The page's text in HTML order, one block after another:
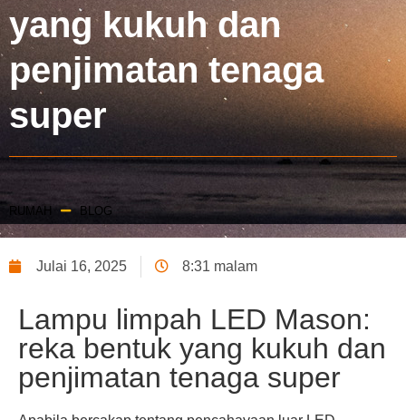
yang kukuh dan
penjimatan tenaga
super
RUMAH BLOG
Julai 16, 2025 8:31 malam
Lampu limpah LED Mason:
reka bentuk yang kukuh dan
penjimatan tenaga super